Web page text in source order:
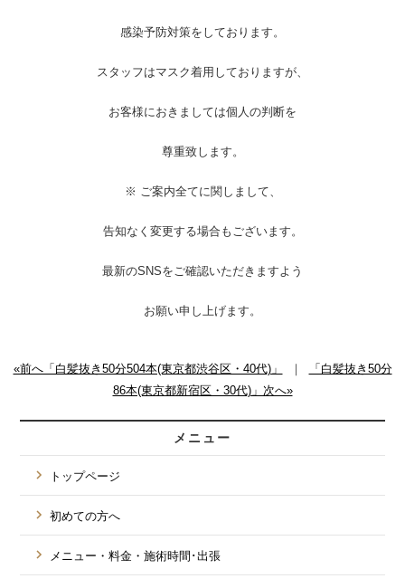
感染予防対策をしております。
スタッフはマスク着用しておりますが、
お客様におきましては個人の判断を
尊重致します。
※ ご案内全てに関しまして、
告知なく変更する場合もございます。
最新のSNSをご確認いただきますよう
お願い申し上げます。
«前へ「白髪抜き50分504本(東京都渋谷区・40代)」 ｜
「白髪抜き50分
86本(東京都新宿区・30代)」次へ»
メニュー
トップページ
初めての方へ
メニュー・料金・施術時間･出張